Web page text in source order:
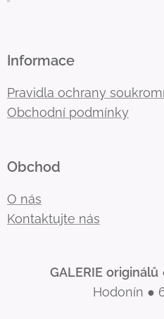
Informace
Pravidla ochrany
Obchodní podmínky
Obchod
O nás
Kontaktujte nás
GALERIE originálů
Hodonín ●